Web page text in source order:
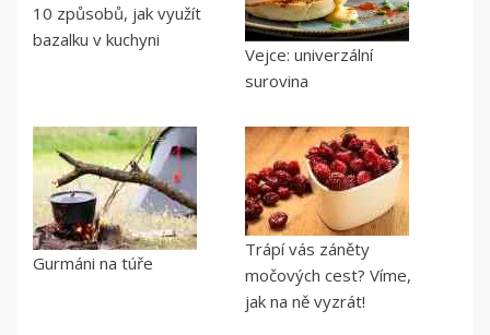
10 způsobů, jak využít
bazalku v kuchyni
Vejce: univerzální
surovina
Gurmáni na túře
Trápí vás záněty
močových cest? Víme,
jak na ně vyzrát!